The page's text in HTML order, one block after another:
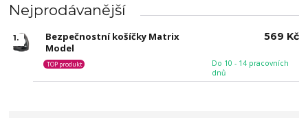
Nejprodávanější
1.
Bezpečnostní košíčky Matrix
Model
Do 10 - 14 pracovních
dnů
TOP produkt
569 Kč